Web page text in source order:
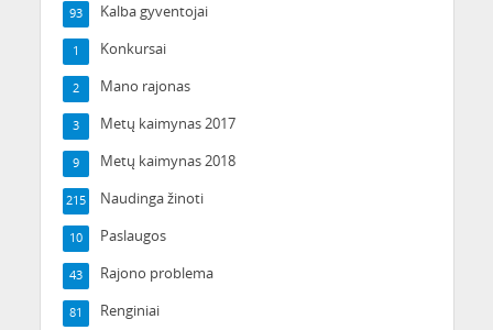
Kalba gyventojai
93
Konkursai
1
Mano rajonas
2
Metų kaimynas 2017
3
Metų kaimynas 2018
9
Naudinga žinoti
215
Paslaugos
10
Rajono problema
43
Renginiai
81